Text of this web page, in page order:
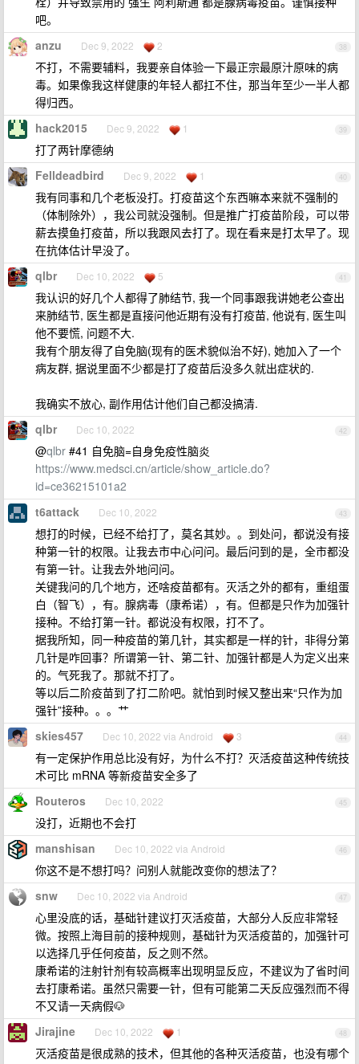
吧。
38
anzu Dec 9, 2022 2
不打，不需要辅料，我要亲自体验一下最正宗最原汁原味的病
毒。如果像我这样健康的年轻人都扛不住，那当年至少一半人都
得归西。
39
hack2015 Dec 9, 2022 1
打了两针摩德纳
40
Felldeadbird Dec 9, 2022 1
我有同事和几个老板没打。打疫苗这个东西嘛本来就不强制的
（体制除外），我公司就没强制。但是推广打疫苗阶段，可以带
薪去摸鱼打疫苗，所以我跟风去打了。现在看来是打太早了。现
在抗体估计早没了。
41
qlbr Dec 10, 2022 5
我认识的好几个人都得了肺结节, 我一个同事跟我讲她老公查出
来肺结节, 医生都是直接问他近期有没有打疫苗, 他说有, 医生叫
他不要慌, 问题不大.
我有个朋友得了自免脑(现有的医术貌似治不好), 她加入了一个
病友群, 据说里面不少都是打了疫苗后没多久就出症状的.
我确实不放心, 副作用估计他们自己都没搞清.
42
qlbr Dec 10, 2022
@qlbr #41 自免脑=自身免疫性脑炎
https://www.medsci.cn/article/show_article.do?
id=ce36215101a2
43
t6attack Dec 10, 2022
想打的时候，已经不给打了，莫名其妙。。到处问，都说没有接
种第一针的权限。让我去市中心问问。最后问到的是，全市都没
有第一针。让我去外地问问。
关键我问的几个地方，还啥疫苗都有。灭活之外的都有，重组蛋
白（智飞），有。腺病毒（康希诺），有。但都是只作为加强针
接种。不给打第一针。都说没有权限，打不了。
据我所知，同一种疫苗的第几针，其实都是一样的针，非得分第
几针是咋回事？所谓第一针、第二针、加强针都是人为定义出来
的。气死我了。那就不打了。
等以后二阶疫苗到了打二阶吧。就怕到时候又整出来“只作为加
强针”接种。。。艹
44
skies457 Dec 10, 2022 via Android 3
有一定保护作用总比没有好，为什么不打？灭活疫苗这种传统技
术可比 mRNA 等新疫苗安全多了
45
Routeros Dec 10, 2022
没打，近期也不会打
46
manshisan Dec 10, 2022 via Android
你这不是不想打吗？问别人就能改变你的想法了？
47
snw Dec 10, 2022 via Android
心里没底的话，基础针建议打灭活疫苗，大部分人反应非常轻
微。按照上海目前的接种规则，基础针为灭活疫苗的，加强针可
以选择几乎任何疫苗，反之则不然。
康希诺的注射针剂有较高概率出现明显反应，不建议为了省时间
去打康希诺。虽然只需要一针，但有可能第二天反应强烈而不得
不又请一天病假🐶
48
Jirajine Dec 10, 2022 1
灭活疫苗是很成熟的技术，但其他的各种灭活疫苗，也没有哪个